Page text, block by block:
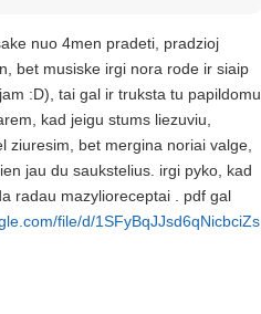
nuo 4men pradeti, pradzioj
bet musiske irgi nora rode ir siaip
:D), tai gal ir truksta tu papildomu
kad jeigu stums liezuviu,
ziuresim, bet mergina noriai valge,
jau du saukstelius. irgi pyko, kad
radau mazylioreceptai . pdf gal
file/d/1SFyBqJJsd6qNicbciZs